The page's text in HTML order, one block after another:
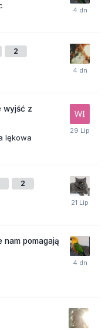
2
wyjść z
lękowa
2
pomagają